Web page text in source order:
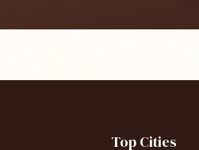
Top Cities